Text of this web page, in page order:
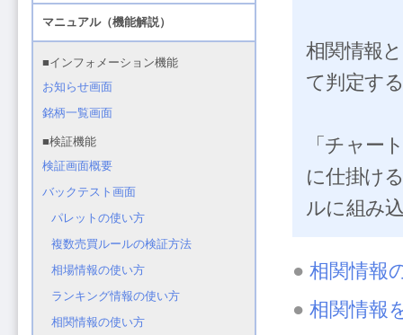
相関情報
て判定す
「チャー
に仕掛け
ルに組み
● 相関情報
● 相関情報